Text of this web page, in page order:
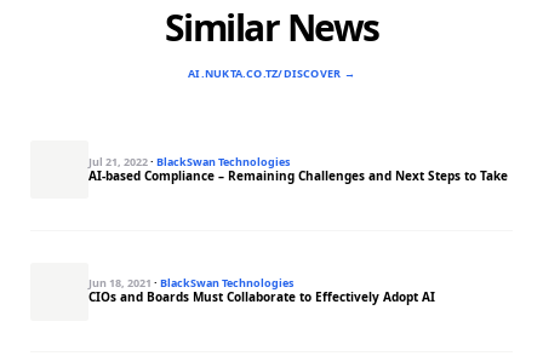
Similar News
AI.NUKTA.CO.TZ/DISCOVER →
Jul 21, 2022· BlackSwan Technologies
AI-based Compliance – Remaining Challenges and Next Steps to Take
Jun 18, 2021 · BlackSwan Technologies
CIOs and Boards Must Collaborate to Effectively Adopt AI